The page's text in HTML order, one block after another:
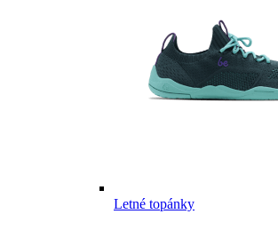
Letné topánky